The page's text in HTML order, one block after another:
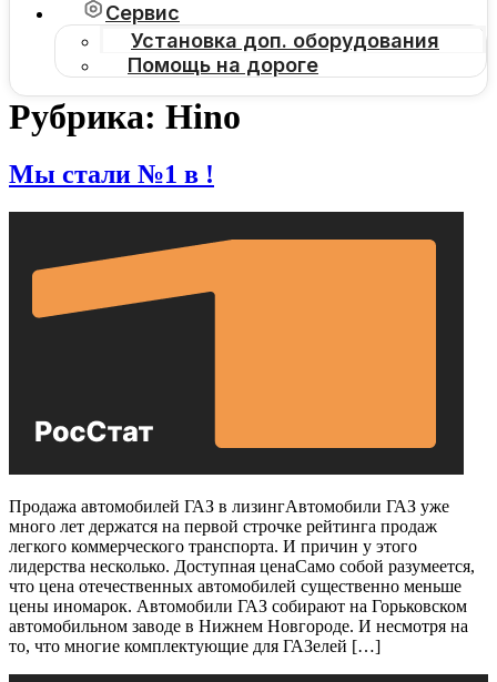
Сервис
Установка доп. оборудования
Помощь на дороге
Рубрика: Hino
Мы стали №1 в !
Продажа автомобилей ГАЗ в лизингАвтомобили ГАЗ уже
много лет держатся на первой строчке рейтинга продаж
легкого коммерческого транспорта. И причин у этого
лидерства несколько. Доступная ценаСамо собой разумеется,
что цена отечественных автомобилей существенно меньше
цены иномарок. Автомобили ГАЗ собирают на Горьковском
автомобильном заводе в Нижнем Новгороде. И несмотря на
то, что многие комплектующие для ГАЗелей […]